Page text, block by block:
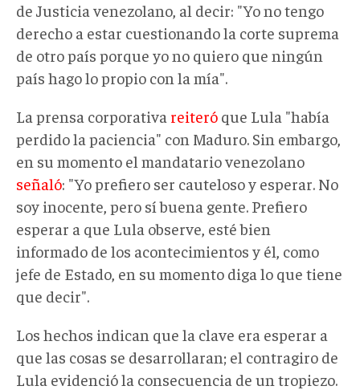
de Justicia venezolano, al decir: "Yo no tengo
derecho a estar cuestionando la corte suprema
de otro país porque yo no quiero que ningún
país hago lo propio con la mía".
La prensa corporativa reiteró que Lula "había
perdido la paciencia" con Maduro. Sin embargo,
en su momento el mandatario venezolano
señaló: "Yo prefiero ser cauteloso y esperar. No
soy inocente, pero sí buena gente. Prefiero
esperar a que Lula observe, esté bien
informado de los acontecimientos y él, como
jefe de Estado, en su momento diga lo que tiene
que decir".
Los hechos indican que la clave era esperar a
que las cosas se desarrollaran; el contragiro de
Lula evidenció la consecuencia de un tropiezo.